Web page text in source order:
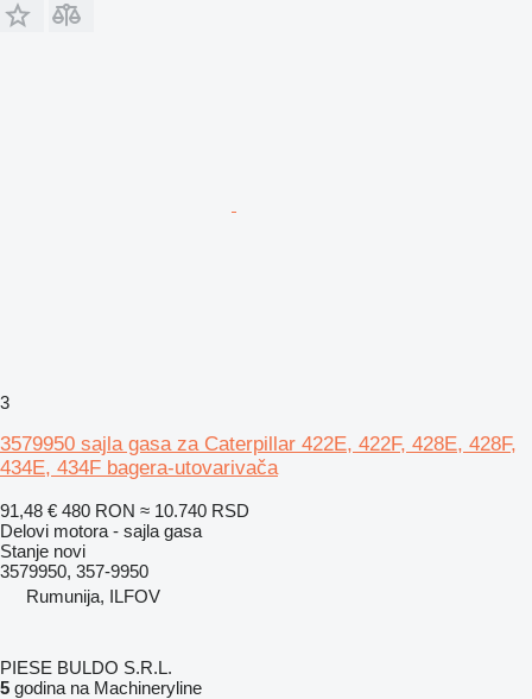
3
3579950 sajla gasa za Caterpillar 422E, 422F, 428E, 428F,
434E, 434F bagera-utovarivača
91,48 € 480 RON ≈ 10.740 RSD
Delovi motora - sajla gasa
Stanje novi
3579950, 357-9950
Rumunija, ILFOV
PIESE BULDO S.R.L.
5 godina na Machineryline